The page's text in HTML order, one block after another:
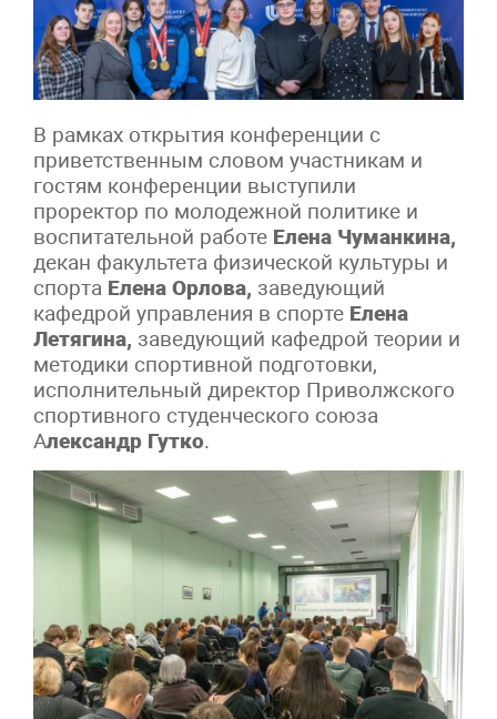
В рамках открытия конференции с
приветственным словом участникам и
гостям конференции выступили
проректор по молодежной политике и
воспитательной работе Елена Чуманкина,
декан факультета физической культуры и
спорта Елена Орлова, заведующий
кафедрой управления в спорте Елена
Летягина, заведующий кафедрой теории и
методики спортивной подготовки,
исполнительный директор Приволжского
спортивного студенческого союза
Александр Гутко.